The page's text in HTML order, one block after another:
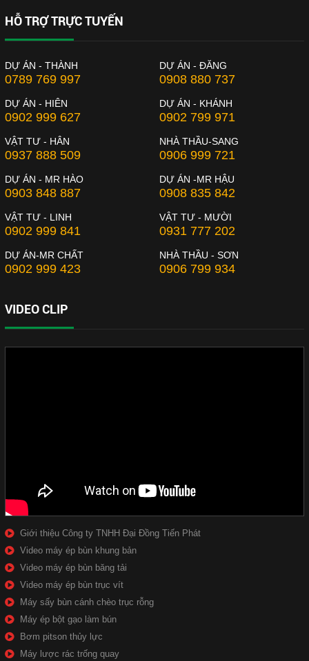
HỖ TRỢ TRỰC TUYẾN
DỰ ÁN - THÀNH
0789 769 997
DỰ ÁN - ĐĂNG
0908 880 737
DỰ ÁN - HIÊN
0902 999 627
DỰ ÁN - KHÁNH
0902 799 971
VẬT TƯ - HÂN
0937 888 509
NHÀ THẦU-SANG
0906 999 721
DỰ ÁN - MR HÀO
0903 848 887
DỰ ÁN -MR HẬU
0908 835 842
VẬT TƯ - LINH
0902 999 841
VẬT TƯ - MƯỜI
0931 777 202
DỰ ÁN-MR CHẤT
0902 999 423
NHÀ THẦU - SƠN
0906 799 934
VIDEO CLIP
Giới thiệu Công ty TNHH Đại Đồng Tiến Phát
Video máy ép bùn khung bản
Video máy ép bùn băng tải
Video máy ép bùn trục vít
Máy sấy bùn cánh chèo trục rỗng
Máy ép bột gạo làm bún
Bơm pitson thủy lực
Máy lược rác trống quay